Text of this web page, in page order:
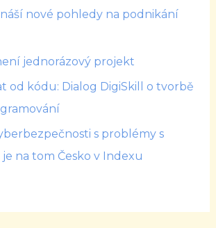
nové pohledy na podnikání
jednorázový projekt
od kódu: Dialog DigiSkill o tvorbě
s problémy s
na tom Česko v Indexu